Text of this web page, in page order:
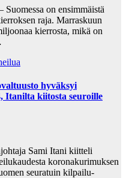
on ensimmäistä
raja. Marraskuun
kierrosta, mikä on
hyväksyi
Itanilta kiitosta seuroille
Sami Itani kiitteli
koronakurimuksen
seuratuin kilpailu-